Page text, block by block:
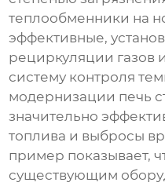
теплообменники на
эффективные,
рециркуляции газов
систему контроля
модернизации печь
значительно
топлива и выбросы
пример показывает,
существующим